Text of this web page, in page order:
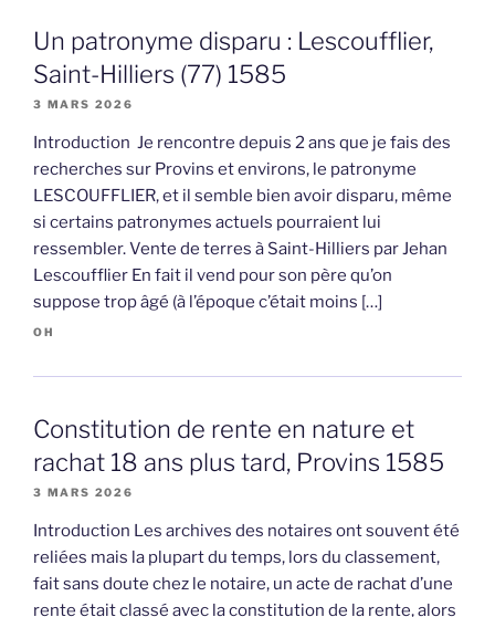
Un patronyme disparu : Lescoufflier,
Saint-Hilliers (77) 1585
3 MARS 2026
Introduction Je rencontre depuis 2 ans que je fais des
recherches sur Provins et environs, le patronyme
LESCOUFFLIER, et il semble bien avoir disparu, même
si certains patronymes actuels pourraient lui
ressembler. Vente de terres à Saint-Hilliers par Jehan
Lescoufflier En fait il vend pour son père qu’on
suppose trop âgé (à l’époque c’était moins […]
OH
Constitution de rente en nature et
rachat 18 ans plus tard, Provins 1585
3 MARS 2026
Introduction Les archives des notaires ont souvent été
reliées mais la plupart du temps, lors du classement,
fait sans doute chez le notaire, un acte de rachat d’une
rente était classé avec la constitution de la rente, alors